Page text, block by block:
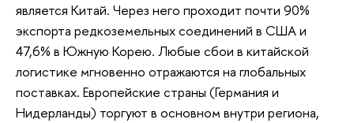
является Китай. Через него проходит почти 90%
экспорта редкоземельных соединений в США и
47,6% в Южную Корею. Любые сбои в китайской
логистике мгновенно отражаются на глобальных
поставках. Европейские страны (Германия и
Нидерланды) торгуют в основном внутри региона,